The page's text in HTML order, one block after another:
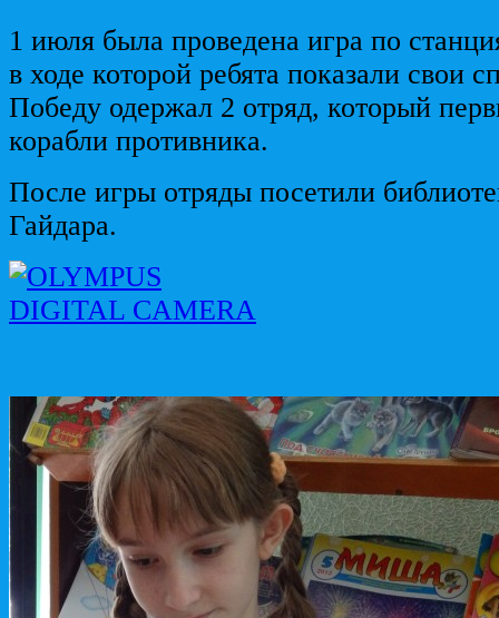
1 июля была проведена игра по
в ходе которой ребята показали свои
Победу одержал 2 отряд, который
корабли противника.
После игры отряды посетили
Гайдара.